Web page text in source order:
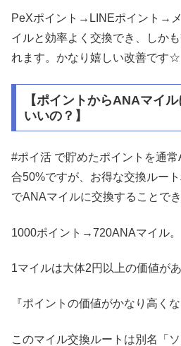
PeXポイント→LINEポイント→
イルと効率よく交換でき、しか
れます。かなり嬉しい改善です☆
【ポイントからANAマイ
いいの？】
#ポイ活 で貯めたポイントを通
合50%ですが、お得な交換ルー
でANAマイルに交換することでき
1000ポイント→720ANAマイル。
1マイルは大体2円以上の価値が
『ポイントの価値がかなり高く
このマイル交換ルートは別名「